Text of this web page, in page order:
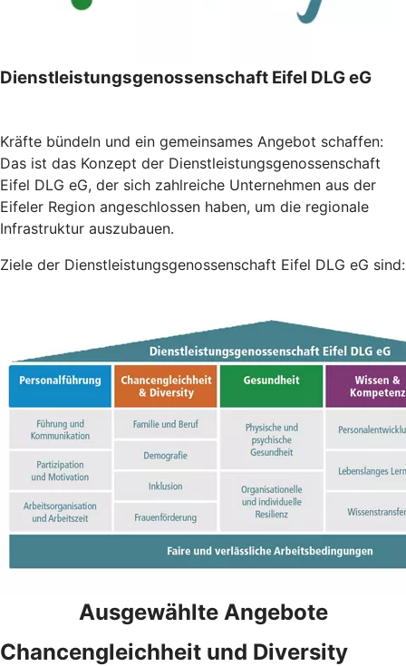
Dienstleistungsgenossenschaft Eifel DLG eG
Kräfte bündeln und ein gemeinsames Angebot schaffen:
Das ist das Konzept der Dienstleistungsgenossenschaft
Eifel DLG eG, der sich zahlreiche Unternehmen aus der
Eifeler Region angeschlossen haben, um die regionale
Infrastruktur auszubauen.
Ziele der Dienstleistungsgenossenschaft Eifel DLG eG sind:
Ausgewählte Angebote
Chancengleichheit und Diversity